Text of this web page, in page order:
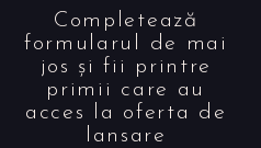
Completează
formularul de mai
jos și fii printre
primii care au
acces la oferta de
lansare